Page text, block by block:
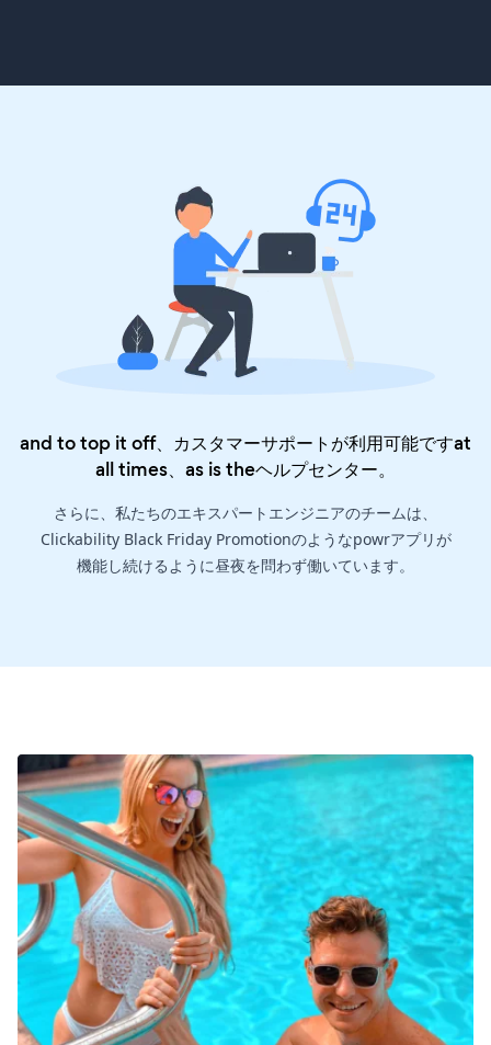
and to top it off、カスタマーサポートが利用可能ですat
all times、as is theヘルプセンター。
さらに、私たちのエキスパートエンジニアのチームは、
Clickability Black Friday Promotionのようなpowrアプリが
機能し続けるように昼夜を問わず働いています。